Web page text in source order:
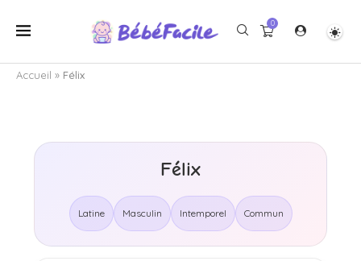
0
Accueil » Félix
Félix
Latine Masculin Intemporel Commun